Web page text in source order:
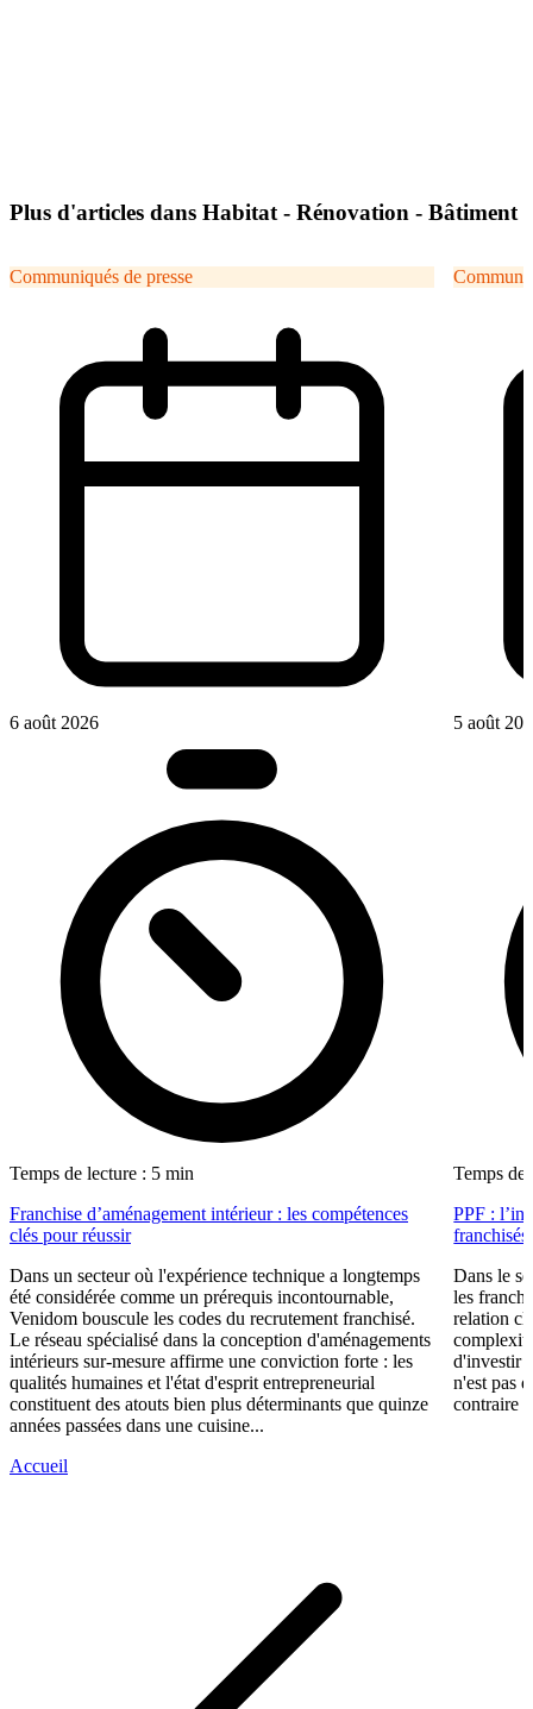
Plus d'articles dans Habitat - Rénovation - Bâtiment
Communiqués de presse
6 août 2026
Temps de lecture : 5 min
Franchise d’aménagement intérieur : les compétences
clés pour réussir
Dans un secteur où l'expérience technique a longtemps
été considérée comme un prérequis incontournable,
Venidom bouscule les codes du recrutement franchisé.
Le réseau spécialisé dans la conception d'aménagements
intérieurs sur-mesure affirme une conviction forte : les
qualités humaines et l'état d'esprit entrepreneurial
constituent des atouts bien plus déterminants que quinze
années passées dans une cuisine...
5 août
Temps de
PPF :
franchisés
Dans le
les
relation
d'investir
n'est pas
contraire
Accueil